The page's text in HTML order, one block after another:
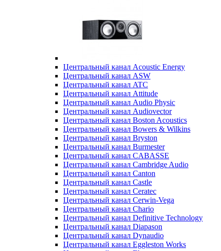
Центральный канал Acoustic Energy
Центральный канал ASW
Центральный канал ATC
Центральный канал Attitude
Центральный канал Audio Physic
Центральный канал Audiovector
Центральный канал Boston Acoustics
Центральный канал Bowers & Wilkins
Центральный канал Bryston
Центральный канал Burmester
Центральный канал CABASSE
Центральный канал Cambridge Audio
Центральный канал Canton
Центральный канал Castle
Центральный канал Ceratec
Центральный канал Cerwin-Vega
Центральный канал Chario
Центральный канал Definitive Technology
Центральный канал Diapason
Центральный канал Dynaudio
Центральный канал Eggleston Works